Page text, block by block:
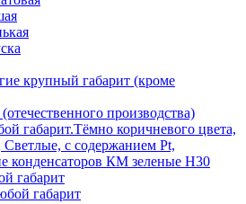
крупный габарит (кроме
производства)
габарит.Тёмно коричневого цвета,
с содержанием Pt,
конденсаторов КМ зеленые Н30
габарит
габарит